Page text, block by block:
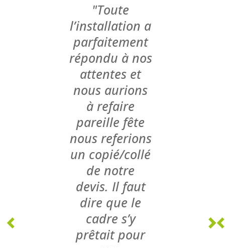
Toute
l’installation a
parfaitement
répondu à nos
attentes et
nous aurions
à refaire
pareille fête
nous referions
un copié/collé
de notre
devis. Il faut
dire que le
cadre s’y
prêtait pour